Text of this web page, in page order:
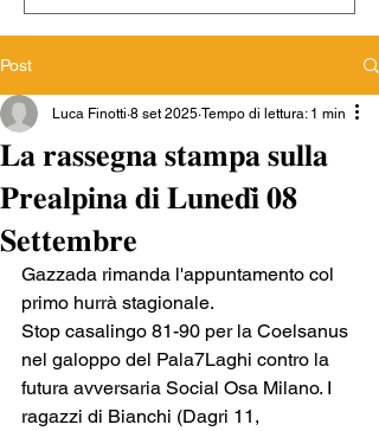
Post
𝐋𝐚 𝐫𝐚𝐬𝐬𝐞𝐠𝐧𝐚 𝐬𝐭𝐚𝐦𝐩𝐚 𝐬𝐮𝐥𝐥𝐚
𝐏𝐫𝐞𝐚𝐥𝐩𝐢𝐧𝐚 𝐝𝐢 𝐋𝐮𝐧𝐞𝐝𝐢̀ 𝟎𝟖
𝐒𝐞𝐭𝐭𝐞𝐦𝐛𝐫𝐞
Luca Finotti 8 set 2025 Tempo di lettura: 1 min
Gazzada rimanda l'appuntamento col
primo hurrà stagionale.
Stop casalingo 81-90 per la Coelsanus
nel galoppo del Pala7Laghi contro la
futura avversaria Social Osa Milano. I
ragazzi di Bianchi (Dagri 11,